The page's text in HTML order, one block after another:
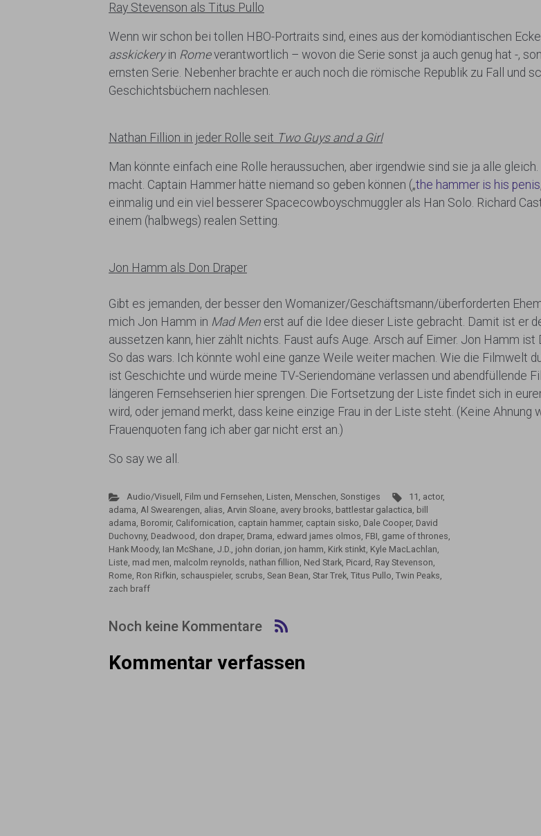
Ray Stevenson als Titus Pullo
Wenn wir schon bei tollen HBO-Portraits sind, eines aus der komödiantischen
asskickeryin Romeverantwortlich – wovon die Serie sonst ja auch genug hat -,
ernsten Serie. Nebenher brachte er auch noch die römische Republik zu Fall und
Geschichtsbüchern nachlesen.
Nathan Fillion in jeder Rolle seit Two Guys and a Girl
Man könnte einfach eine Rolle heraussuchen, aber irgendwie sind sie ja alle
macht. Captain Hammer hätte niemand so geben können („the hammer is his penis
einmalig und ein viel besserer Spacecowboyschmuggler als Han Solo. Richard
einem (halbwegs) realen Setting.
Jon Hamm als Don Draper
Gibt es jemanden, der besser den Womanizer/Geschäftsmann/überforderten
mich Jon Hamm in Mad Men erst auf die Idee dieser Liste gebracht. Damit ist er
aussetzen kann, hier zählt nichts. Faust aufs Auge. Arsch auf Eimer. Jon Hamm ist
So das wars. Ich könnte wohl eine ganze Weile weiter machen. Wie die Filmwelt
ist Geschichte und würde meine TV-Seriendomäne verlassen und abendfüllende
längeren Fernsehserien hier sprengen. Die Fortsetzung der Liste findet sich in
wird, oder jemand merkt, dass keine einzige Frau in der Liste steht. (Keine
Frauenquoten fang ich aber gar nicht erst an.)
So say we all.
Audio/Visuell , Film und Fernsehen, Listen, Menschen, Sonstiges 11 , actor,
adama, Al Swearengen, alias, Arvin Sloane, avery brooks, battlestar galactica, bill
adama, Boromir, Californication, captain hammer, captain sisko, Dale Cooper, David
Duchovny, Deadwood , don draper, Drama, edward james olmos, FBI, game of thrones,
Hank Moody, Ian McShane, J.D., john dorian, jon hamm, Kirk stinkt, Kyle MacLachlan,
Liste, mad men, malcolm reynolds, nathan fillion, Ned Stark, Picard , Ray Stevenson,
Rome, Ron Rifkin, schauspieler, scrubs, Sean Bean, Star Trek, Titus Pullo, Twin Peaks,
zach braff
Noch keine Kommentare
Kommentar verfassen